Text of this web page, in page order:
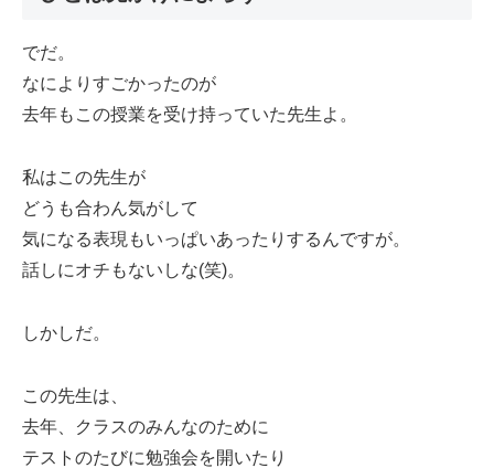
でだ。
なによりすごかったのが
去年もこの授業を受け持っていた先生よ。
私はこの先生が
どうも合わん気がして
気になる表現もいっぱいあったりするんですが。
話しにオチもないしな(笑)。
しかしだ。
この先生は、
去年、クラスのみんなのために
テストのたびに勉強会を開いたり